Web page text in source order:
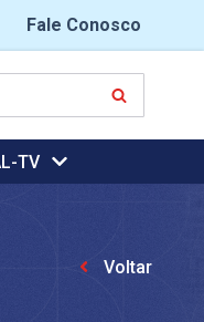
Fale Conosco
TV
Voltar